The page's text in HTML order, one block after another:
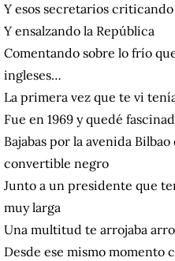
Y esos secretarios
Y ensalzando la República
Comentando sobre lo frío
ingleses…
La primera vez que te vi
Fue en 1969 y quedé
Bajabas por la avenida
convertible negro
Junto a un presidente que
muy larga
Una multitud te arrojaba
Desde ese mismo momento